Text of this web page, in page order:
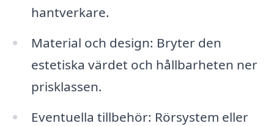
hantverkare.
Material och design: Bryter den
estetiska värdet och hållbarheten ner
prisklassen.
Eventuella tillbehör: Rörsystem eller